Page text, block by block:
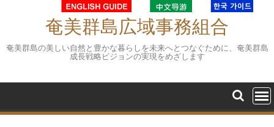
奄美群島広域事務組合
奄美群島の美しい自然と豊かな暮らしを未来へとつなぐために、奄美群島
成長戦略ビジョンの実現をめざします